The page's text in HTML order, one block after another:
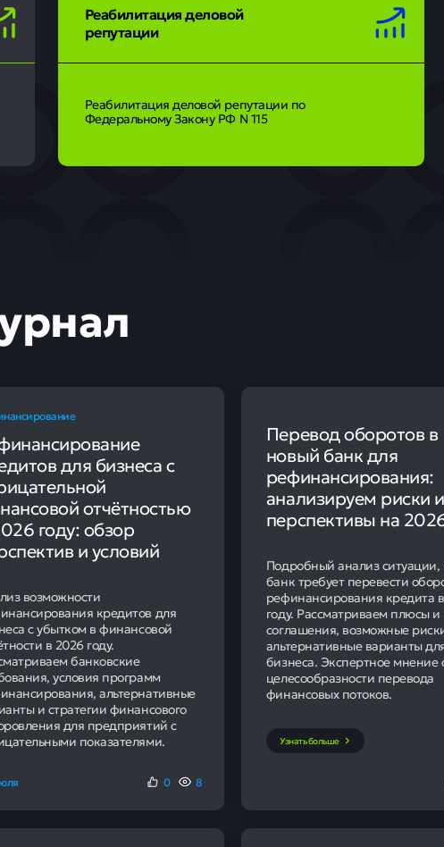
Реабилитация деловой
репутации
Реабилитация деловой репутации по
Федеральному Закону РФ N 115
для бизнеса с
отчётностью
году: обзор
и условий
возможности
кредитов для
с убытком в финансовой
в 2026 году.
банковские
условия программ
альтернативные
и стратегии финансового
для предприятий с
показателями.
0 8
Перевод оборотов в
новый банк для
рефинансирования:
анализируем риски и
перспективы на
Подробный анализ ситуации,
банк требует перевести
рефинансирования кредита
году. Рассматриваем плюсы
соглашения, возможные
альтернативные варианты
бизнеса. Экспертное мнение
целесообразности перевода
финансовых потоков.
Узнать больше